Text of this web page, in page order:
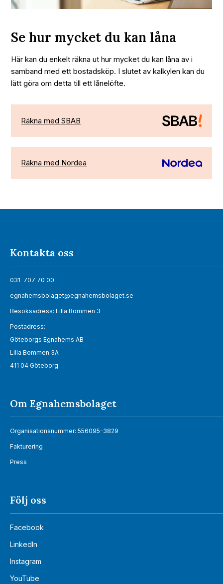
Se hur mycket du kan låna
Här kan du enkelt räkna ut hur mycket du kan låna av i
samband med ett bostadsköp. I slutet av kalkylen kan du
lätt göra om detta till ett lånelöfte.
Räkna med SBAB
Räkna med Nordea
Kontakta oss
031-707 70 00
egnahemsbolaget@egnahemsbolaget.se
Besöksadress: Lilla Bommen 3
Postadress:
Göteborgs Egnahems AB
Lilla Bommen 3A
411 04 Göteborg
Om Egnahemsbolaget
Organisationsnummer: 556095-3829
Fakturering
Press
Följ oss
Facebook
LinkedIn
Instagram
YouTube